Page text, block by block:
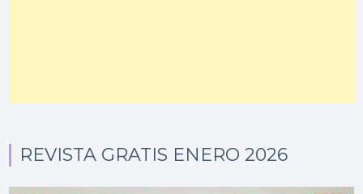
REVISTA GRATIS ENERO 2026